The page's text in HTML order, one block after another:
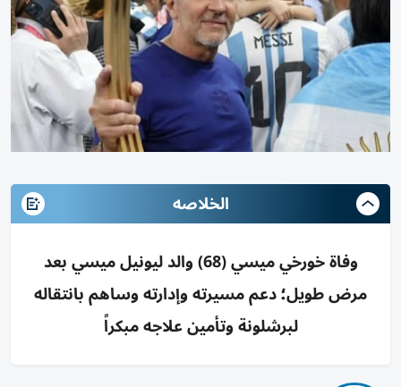
الخلاصه
وفاة خورخي ميسي (68) والد ليونيل ميسي بعد
مرض طويل؛ دعم مسيرته وإدارته وساهم بانتقاله
لبرشلونة وتأمين علاجه مبكراً